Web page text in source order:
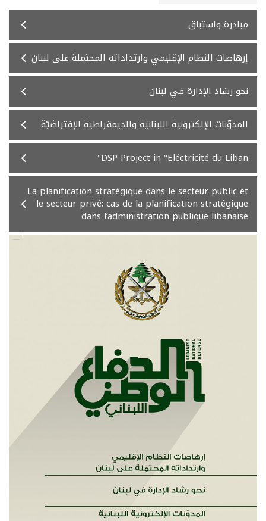
مبادرة واستباق
إرهاصات النظام الإقليمي وارتداداته المحتملة على لبنان
نحو رشاد الإدارة في لبنان
المدوّنات الإلكترونية اللبنانية والديمقراطية الإفتراضيّة
DSP Project in "Eléctricité du Liban"
La planification stratégique dans le secteur public et
le secteur privé: cas de la planification stratégique
dans l’administration publique libanaise